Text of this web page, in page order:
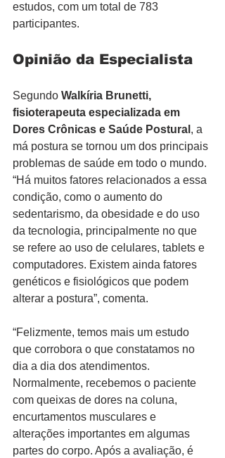
estudos, com um total de 783
participantes.
Opinião da Especialista
Segundo Walkíria Brunetti,
fisioterapeuta especializada em
Dores Crônicas e Saúde Postural , a
má postura se tornou um dos principais
problemas de saúde em todo o mundo.
“Há muitos fatores relacionados a essa
condição, como o aumento do
sedentarismo, da obesidade e do uso
da tecnologia, principalmente no que
se refere ao uso de celulares, tablets e
computadores. Existem ainda fatores
genéticos e fisiológicos que podem
alterar a postura”, comenta.
“Felizmente, temos mais um estudo
que corrobora o que constatamos no
dia a dia dos atendimentos.
Normalmente, recebemos o paciente
com queixas de dores na coluna,
encurtamentos musculares e
alterações importantes em algumas
partes do corpo. Após a avaliação, é